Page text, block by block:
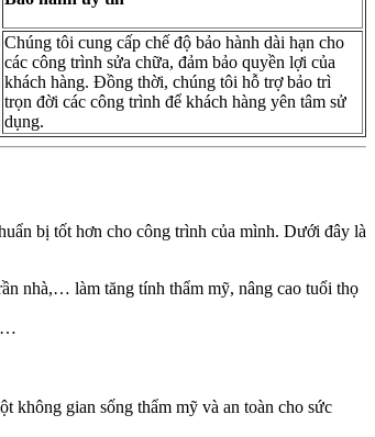
Chúng tôi cung cấp chế độ bảo hành dài hạn cho
các công trình sửa chữa, đảm bảo quyền lợi của
khách hàng. Đồng thời, chúng tôi hỗ trợ bảo trì
trọn đời các công trình để khách hàng yên tâm sử
dụng.
bị tốt hơn cho công trình của mình. Dưới đây là
nhà,… làm tăng tính thẩm mỹ, nâng cao tuổi thọ
không gian sống thẩm mỹ và an toàn cho sức